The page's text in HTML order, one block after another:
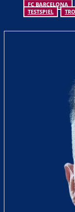
FC BARCELONA
TESTSPIEL